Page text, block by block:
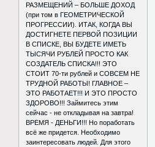
РАЗМЕЩЕНИЙ – БОЛЬШЕ ДОХОД
(при том в ГЕОМЕТРИЧЕСКОЙ
ПРОГРЕССИИ). ИТАК, КОГДА ВЫ
ДОСТИГНЕТЕ ПЕРВОЙ ПОЗИЦИИ
В СПИСКЕ, ВЫ БУДЕТЕ ИМЕТЬ
ТЫСЯЧИ РУБЛЕЙ ПРОСТО КАК
СОЗДАТЕЛЬ СПИСКА!!! ЭТО
СТОИТ 70-ти рублей и СОВСЕМ НЕ
ТРУДНОЙ РАБОТЫ! ГЛАВНОЕ –
ЭТО РАБОТАЕТ!!! И ЭТО ПРОСТО
ЗДОРОВО!!! Займитесь этим
сейчас - не откладывая на завтра!
ВРЕМЯ - ДЕНЬГИ!!! Но поработать
всё же придется. Необходимо
заинтересовать людей. Для этого